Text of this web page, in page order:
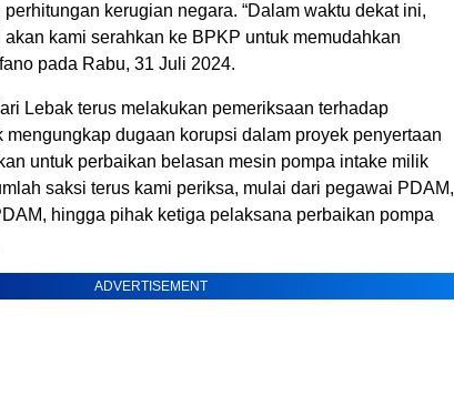
kerugian negara. “Dalam waktu dekat ini,
akan kami serahkan ke BPKP untuk memudahkan
pada Rabu, 31 Juli 2024.
Lebak terus melakukan pemeriksaan terhadap
mengungkap dugaan korupsi dalam proyek penyertaan
untuk perbaikan belasan mesin pompa intake milik
saksi terus kami periksa, mulai dari pegawai PDAM,
hingga pihak ketiga pelaksana perbaikan pompa
ADVERTISEMENT